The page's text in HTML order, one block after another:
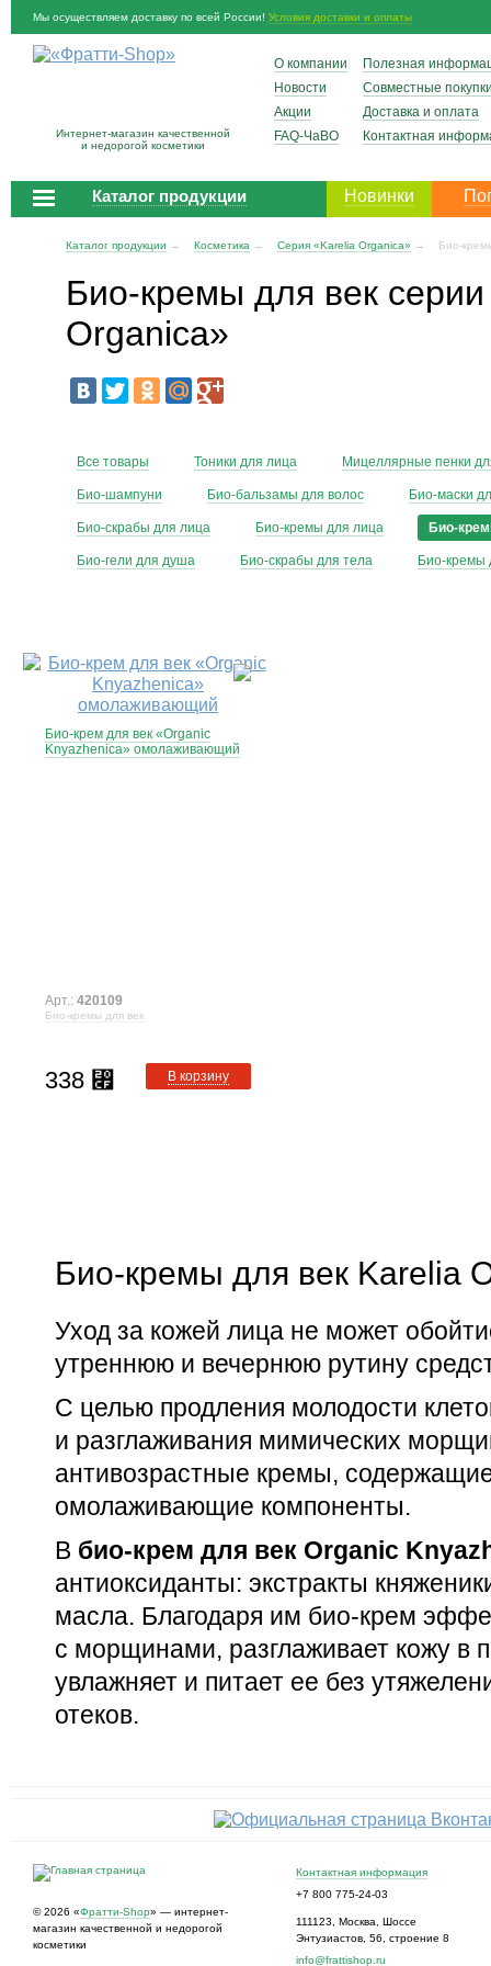
Мы осуществляем доставку по всей России! Условия доставки и оплаты
Интернет-магазин качественной
и недорогой косметики
О компании
Новости
Акции
FAQ-ЧаВО
Полезная
Совместные
Доставка и оплата
Контактная
Каталог продукции Новинки
Каталог продукции → Косметика → Серия «Karelia Organica» → Био-
Био-кремы для век
Organica»
Все товары Тоники для лица Мицеллярные пенки
Био-шампуни Био-бальзамы для волос Био-маски
Био-скрабы для лица Био-кремы для лица Био-
Био-гели для душа Био-скрабы для тела Био-кремы
Био-крем для век «Organic
Knyazhenica» омолаживающий
Био-кремы для век
Арт.: 420109
338 ⃏ В корзину
Био-кремы для век Karelia
Уход за кожей лица не может
утреннюю и вечернюю рутину
С целью продления молодости
и разглаживания мимических
антивозрастные кремы,
омолаживающие компоненты.
В био-крем для век Organic
антиоксиданты: экстракты
масла. Благодаря им био-крем
с морщинами, разглаживает кожу в
увлажняет и питает ее без
отеков.
© 2026 «Фратти-Shop» — интернет-
магазин качественной и недорогой
косметики
Контактная информация
+7 800 775-24-03
111123 Москва
Шоссе
Энтузиастов, 56, строение 8
info@frattishop.ru